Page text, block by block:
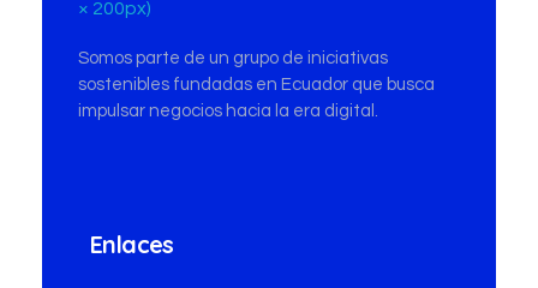
Somos parte de un grupo de iniciativas
sostenibles fundadas en Ecuador que busca
impulsar negocios hacia la era digital.
Enlaces